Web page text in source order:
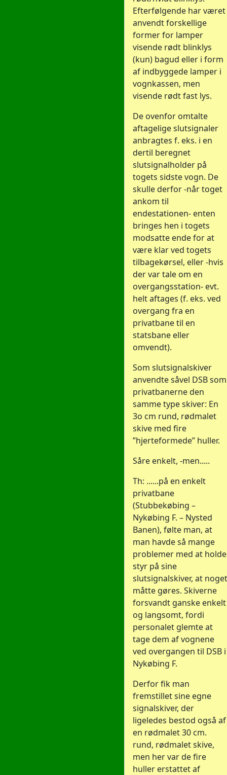
Efterfølgende har været
anvendt forskellige
former for lamper
visende rødt blinklys
(kun) bagud eller i form
af indbyggede lamper i
vognkassen, men
visende rødt fast lys.
De ovenfor omtalte
aftagelige slutsignaler
anbragtes f. eks. i en
dertil beregnet
slutsignalholder på
togets sidste vogn. De
skulle derfor -når toget
ankom til
endestationen- enten
bringes hen i togets
modsatte ende for at
være klar ved togets
tilbagekørsel, eller -hvis
der var tale om en
overgangsstation- evt.
helt aftages (f. eks. ved
overgang fra en
privatbane til en
statsbane eller
omvendt).
Som slutsignalskiver
anvendte såvel DSB som
privatbanerne den
samme type skiver: En
3o cm rund, rødmalet
skive med fire
”hjerteformede” huller.
Såre enkelt, -men.....
Th: ......på en enkelt
privatbane
(Stubbekøbing –
Nykøbing F. – Nysted
Banen), følte man, at
man havde så mange
problemer med at holde
styr på sine
slutsignalskiver, at noget
måtte gøres. Skiverne
forsvandt ganske enkelt
og langsomt, fordi
personalet glemte at
tage dem af vognene
ved overgangen til DSB i
Nykøbing F.
Derfor fik man
fremstillet sine egne
signalskiver, der
ligeledes bestod også af
en rødmalet 30 cm.
rund, rødmalet skive,
men her var de fire
huller erstattet af